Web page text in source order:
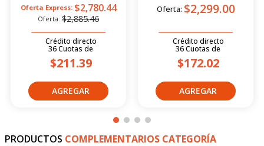
Oferta Express: $2,780.44
Oferta: $2,885.46
Crédito directo
36Cuotas de
$211.39
Oferta: $2,299.00
Crédito directo
36Cuotas de
$172.02
PRODUCTOS COMPLEMENTARIOS CATEGORÍA